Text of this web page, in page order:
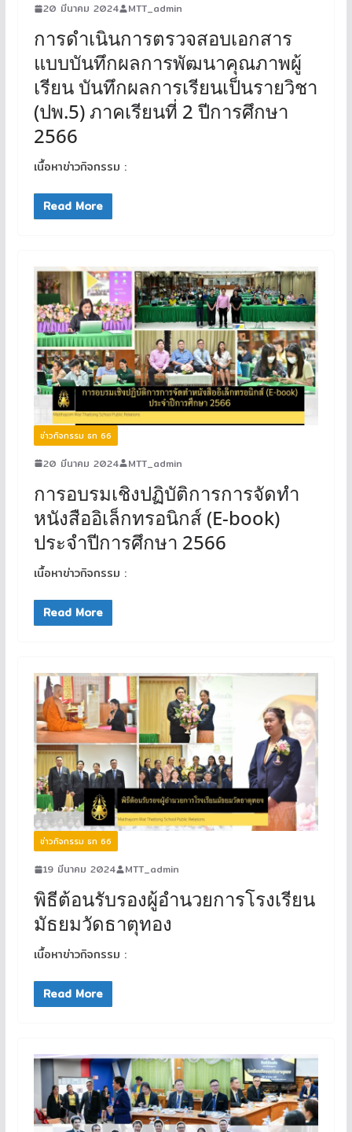
20 มีนาคม 2024 MTT_admin
การดำเนินการตรวจสอบเอกสาร
แบบบันทึกผลการพัฒนาคุณภาพผู้
เรียน บันทึกผลการเรียนเป็นรายวิชา
(ปพ.5) ภาคเรียนที่ 2 ปีการศึกษา
2566
เนื้อหาข่าวกิจกรรม :
Read More
ข่าวกิจกรรม ธท 66
20 มีนาคม 2024 MTT_admin
การอบรมเชิงปฏิบัติการการจัดทำ
หนังสืออิเล็กทรอนิกส์ (E-book)
ประจำปีการศึกษา 2566
เนื้อหาข่าวกิจกรรม :
Read More
ข่าวกิจกรรม ธท 66
19 มีนาคม 2024 MTT_admin
พิธีต้อนรับรองผู้อำนวยการโรงเรียน
มัธยมวัดธาตุทอง
เนื้อหาข่าวกิจกรรม :
Read More